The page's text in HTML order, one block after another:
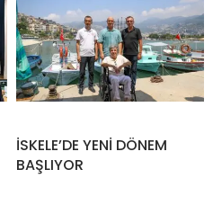
İSKELE’DE YENİ DÖNEM
BAŞLIYOR